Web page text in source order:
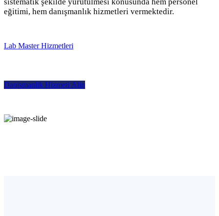
eğitimi, hem danışmanlık hizmetleri vermektedir.
Lab Master Hizmetleri
Danismanlik Hizmeti Alin